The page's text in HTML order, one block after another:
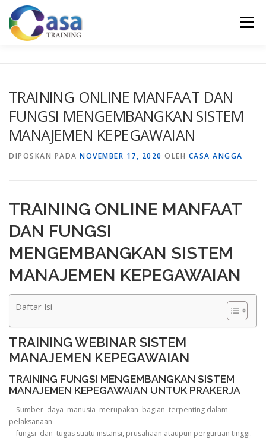
Lompat
konten
Menu
KONTAK KAMI SERTIFIKASI EVALUASI
TRAINING ONLINE MANFAAT DAN
FUNGSI MENGEMBANGKAN SISTEM
MANAJEMEN KEPEGAWAIAN
DIPOSKAN PADA NOVEMBER 17, 2020 OLEH CASA ANGGA
TRAINING ONLINE MANFAAT
DAN FUNGSI
MENGEMBANGKAN SISTEM
MANAJEMEN KEPEGAWAIAN
Daftar Isi
TRAINING WEBINAR SISTEM
MANAJEMEN KEPEGAWAIAN
TRAINING FUNGSI MENGEMBANGKAN SISTEM
MANAJEMEN KEPEGAWAIAN UNTUK PRAKERJA
Sumber daya manusia merupakan bagian terpenting dalam
pelaksanaan
fungsi dan tugas suatu instansi, prusahaan ataupun perguruan tinggi.